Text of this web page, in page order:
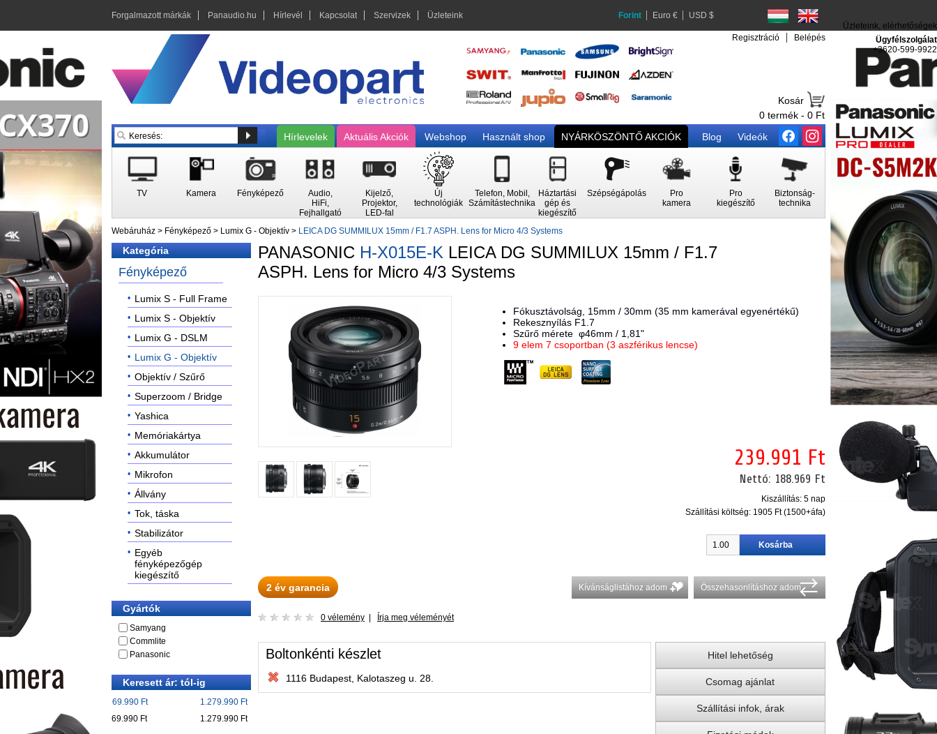
Forgalmazott márkák Panaudio.hu Hírlevél Kapcsolat Szervizek Üzleteink Forint Euro € USD $
Regisztráció Belépés
Kosár
0 termék - 0 Ft
Hírlevelek
Aktuális Akciók Webshop Használt shop NYÁRKÖSZÖNTŐ AKCIÓK Blog Videók
TV Kamera Fényképező
Audio,
HiFi,
Fejhallgató
Kijelző,
Projektor,
LED-fal
Új
technológiák
Telefon, Mobil,
Számítástechnika
Háztartási
gép és
kiegészítő
Szépségápolás
Pro
kamera
Pro
kiegészítő
Biztonság-
technika
Üzleteink, elérhetőségek
Ügyfélszolgálat
+3620-599-9922
Webáruház > Fényképező > Lumix G - Objektív > LEICA DG SUMMILUX 15mm / F1.7 ASPH. Lens for Micro 4/3 Systems
Kategória
Fényképező
Lumix S - Full Frame
Lumix S - Objektív
Lumix G - DSLM
Lumix G - Objektív
Objektív / Szűrő
Superzoom / Bridge
Yashica
Memóriakártya
Akkumulátor
Mikrofon
Állvány
Tok, táska
Stabilizátor
Egyéb
fényképezőgép
kiegészítő
Gyártók
Samyang
Commlite
Panasonic
Keresett ár: tól-ig
69.990 Ft
1.279.990 Ft
69.990 Ft
1.279.990 Ft
PANASONIC H-X015E-K LEICA DG SUMMILUX 15mm / F1.7
ASPH. Lens for Micro 4/3 Systems
Fókusztávolság, 15mm / 30mm (35 mm kamerával egyenértékű)
Rekesznyílás F1.7
Szűrő mérete φ46mm / 1,81"
9 elem 7 csoportban (3 aszférikus lencse)
239.991 Ft
Nettó: 188.969 Ft
Kiszállítás: 5 nap
Szállítási költség:1905 Ft (1500+áfa)
2 év garancia Kívánságlistához adom Összehasonlításhoz adom
0 vélemény Írja meg véleményét
Boltonkénti készlet
1116 Budapest, Kalotaszeg u. 28.
Hitel lehetőség
Csomag ajánlat
Szállítási infok, árak